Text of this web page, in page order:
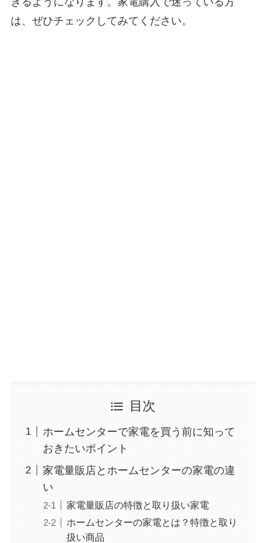
は、ぜひチェックしてみてください。
目次
ホームセンターで家電を買う前に知って
おきたいポイント
家電量販店とホームセンターの家電の違
い
家電量販店の特徴と取り扱い家電
ホームセンターの家電とは？特徴と取り
扱い商品